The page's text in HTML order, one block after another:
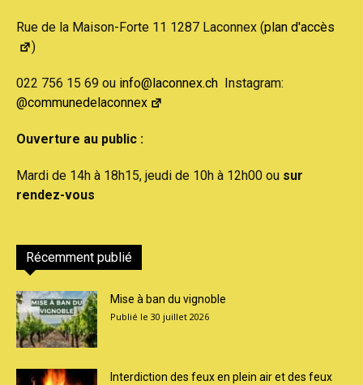
Rue de la Maison-Forte 11 1287 Laconnex (plan d'accès
)
022 756 15 69 ou info@laconnex.ch Instagram:
@communedelaconnex
Ouverture au public :
Mardi de 14h à 18h15, jeudi de 10h à 12h00 ou sur
rendez-vous
Récemment publié
Mise à ban du vignoble
30 juillet 2026
Interdiction des feux en plein air et des feux